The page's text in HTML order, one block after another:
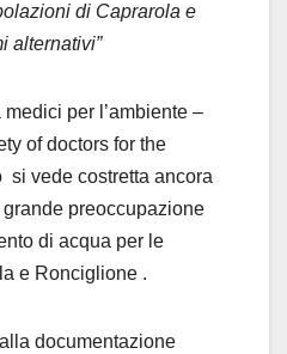
di Caprarola e
alternativi”
per l’ambiente –
of doctors for the
si vede costretta ancora
preoccupazione
di acqua per le
e Ronciglione .
documentazione